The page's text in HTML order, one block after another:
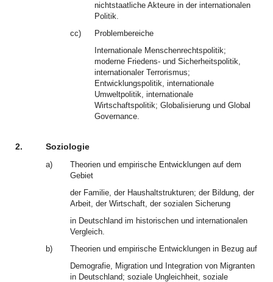
nichtstaatliche Akteure in der internationalen
Politik.
cc)
Problembereiche
Internationale Menschenrechtspolitik;
moderne Friedens- und Sicherheitspolitik,
internationaler Terrorismus;
Entwicklungspolitik, internationale
Umweltpolitik, internationale
Wirtschaftspolitik; Globalisierung und Global
Governance.
2. Soziologie
a)
Theorien und empirische Entwicklungen auf dem
Gebiet
der Familie, der Haushaltstrukturen; der Bildung, der
Arbeit, der Wirtschaft, der sozialen Sicherung
in Deutschland im historischen und internationalen
Vergleich.
b)
Theorien und empirische Entwicklungen in Bezug auf
Demografie, Migration und Integration von Migranten
in Deutschland; soziale Ungleichheit, soziale